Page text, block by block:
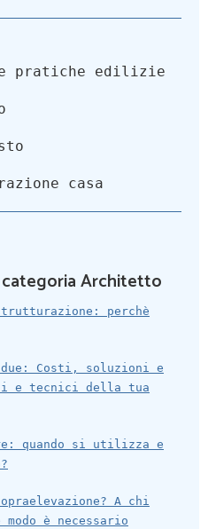
pratiche edilizie
casa
Architetto
perchè
Costi, soluzioni e
e tecnici della tua
quando si utilizza e
A chi
è necessario